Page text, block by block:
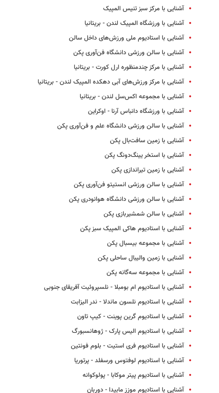
آشنایی با مرکز سبز تنیس المپیک
آشنایی با ورزشگاه المپیک لندن - بریتانیا
آشنایی با استادیوم ملی ورزش‌های داخل سالن
آشنایی با سالن ورزشی دانشگاه فن‌آوری پکن
آشنایی با مرکز چندمنظوره ارل کورت - بریتانیا
آشنایی با مرکز ورزش‌های آبی دهکده المپیک لندن - بریتانیا
آشنایی با مجموعه اکس‌سل لندن - بریتانیا
آشنایی با ورزشگاه دانباس آرنا - اوکراین
آشنایی با سالن ورزشی دانشگاه علم و فن‌آوری پکن
آشنایی با زمین سافت‌بال پکن
آشنایی با استخر یینگ‌دونگ پکن
آشنایی با زمین تیراندازی پکن
آشنایی با سالن ورزشی انستیتو فن‌آوری پکن
آشنایی با سالن ورزشی دانشگاه هوانودری پکن
آشنایی با سالن شمشیربازی پکن
آشنایی با استادیوم هاکی المپیک سبز پکن
آشنایی با مجموعه بیسبال پکن
آشنایی با زمین والیبال ساحلی پکن
آشنایی با مجموعه سه‌گانه پکن
آشنایی با استادیوم ام بومبلا - نلسپروئیت آفریقای جنوبی
آشنایی با استادیوم نلسون ماندلا - ندر الیزابت
آشنایی با استادیوم گرین پوینت - کیپ تاون
آشنایی با استادیوم الیس پارک - ژوهانسبورگ
آشنایی با استادیوم فری استیت - بلوم فونتین
آشنایی با استادیوم لوفتوس ورسفلد - پرتوریا
آشنایی با استادیوم پیتر موکابا - پولوکوانه
آشنایی با استادیوم موزز مابیدا - دوربان